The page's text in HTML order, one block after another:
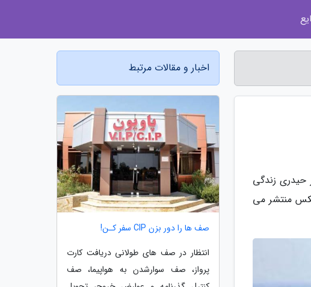
حیدری زندگی
عکس منتشر می
اخبار و مقالات مرتبط
صف ها را دور بزن CIP سفر کـن!
انتظار در صف های طولانی دریافت کارت
پرواز، صف سوارشدن به هواپیما، صف